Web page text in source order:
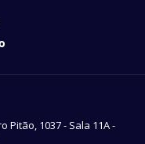
Pitão, 1037 - Sala 11A -